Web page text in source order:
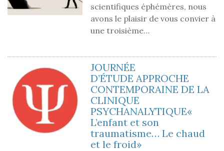
scientifiques éphémères, nous
avons le plaisir de vous convier à
une troisième…
JOURNÉE
D’ÉTUDE APPROCHE
CONTEMPORAINE DE LA
CLINIQUE
PSYCHANALYTIQUE«
L’enfant et son
traumatisme… Le chaud
et le froid»